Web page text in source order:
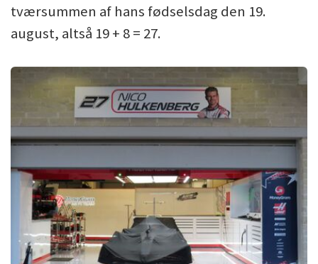
tværsummen af hans fødselsdag den 19.
august, altså 19 + 8 = 27.